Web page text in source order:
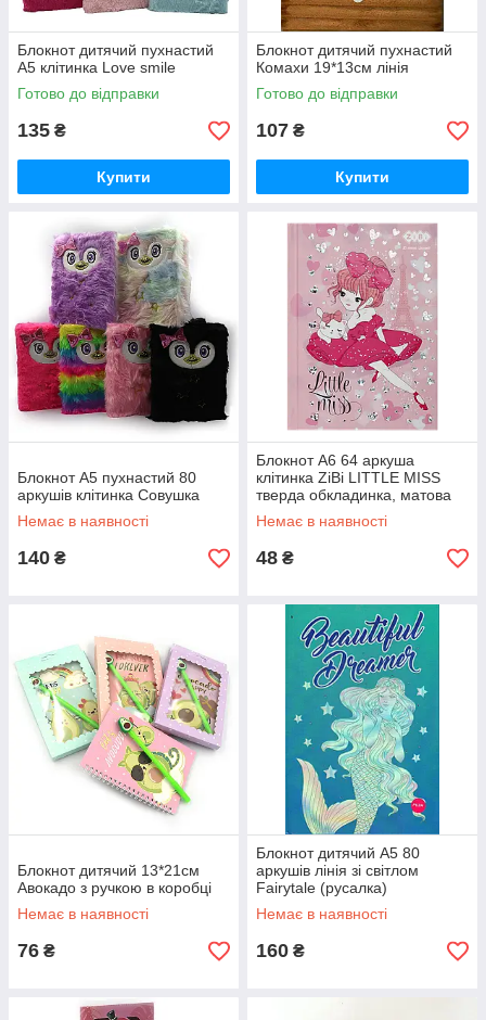
Блокнот дитячий пухнастий
А5 клітинка Love smile
Готово до відправки
135 ₴
Купити
Блокнот дитячий пухнастий
Комахи 19*13см лінія
Готово до відправки
107 ₴
Купити
Блокнот А5 пухнастий 80
аркушів клітинка Совушка
Немає в наявності
140 ₴
Блокнот А6 64 аркуша
клітинка ZiBi LITTLE MISS
тверда обкладинка, матова
ламінація+лак, KIDS Line,
рожевий
Немає в наявності
48 ₴
Блокнот дитячий 13*21см
Авокадо з ручкою в коробці
Немає в наявності
76 ₴
Блокнот дитячий А5 80
аркушів лінія зі світлом
Fairytale (русалка)
Немає в наявності
160 ₴